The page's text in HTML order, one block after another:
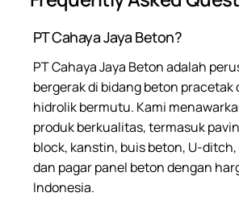
PT Cahaya Jaya Beton?
PT Cahaya Jaya Beton adalah
bergerak di bidang beton pracetak
hidrolik bermutu. Kami
produk berkualitas, termasuk
block, kanstin, buis beton, U-
dan pagar panel beton dengan
Indonesia.